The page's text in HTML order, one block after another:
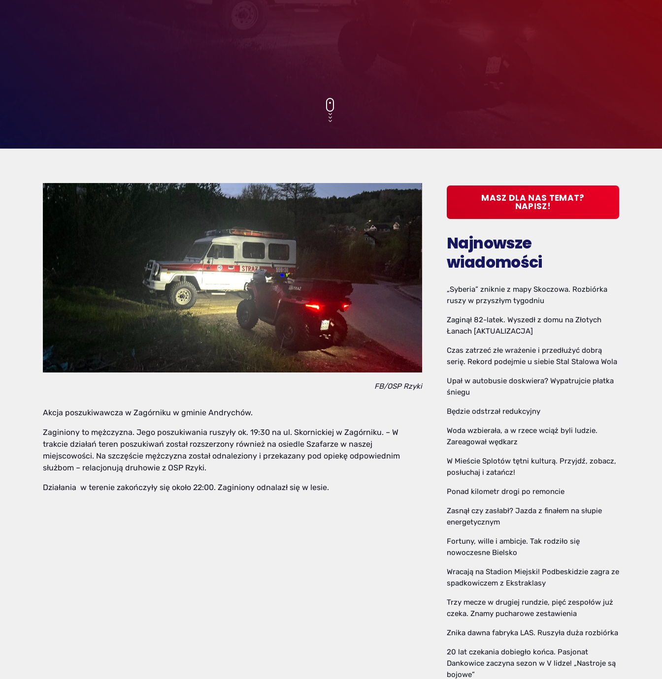
FB/OSP Rzyki
Akcja poszukiwawcza w Zagórniku w gminie Andrychów.
Zaginiony to mężczyzna. Jego poszukiwania ruszyły ok. 19:30 na ul. Skornickiej w Zagórniku. – W
trakcie działań teren poszukiwań został rozszerzony również na osiedle Szafarze w naszej
miejscowości. Na szczęście mężczyzna został odnaleziony i przekazany pod opiekę odpowiednim
służbom – relacjonują druhowie z OSP Rzyki.
Działania w terenie zakończyły się około 22:00. Zaginiony odnalazł się w lesie.
MASZ DLA NAS TEMAT?
NAPISZ!
Najnowsze
wiadomości
„Syberia” zniknie z mapy Skoczowa. Rozbiórka
ruszy w przyszłym tygodniu
Zaginął 82-latek. Wyszedł z domu na Złotych
Łanach [AKTUALIZACJA]
Czas zatrzeć złe wrażenie i przedłużyć dobrą
serię. Rekord podejmie u siebie Stal Stalowa Wola
Upał w autobusie doskwiera? Wypatrujcie płatka
śniegu
Będzie odstrzał redukcyjny
Woda wzbierała, a w rzece wciąż byli ludzie.
Zareagował wędkarz
W Mieście Splotów tętni kulturą. Przyjdź, zobacz,
posłuchaj i zatańcz!
Ponad kilometr drogi po remoncie
Zasnął czy zasłabł? Jazda z finałem na słupie
energetycznym
Fortuny, wille i ambicje. Tak rodziło się
nowoczesne Bielsko
Wracają na Stadion Miejski! Podbeskidzie zagra ze
spadkowiczem z Ekstraklasy
Trzy mecze w drugiej rundzie, pięć zespołów już
czeka. Znamy pucharowe zestawienia
Znika dawna fabryka LAS. Ruszyła duża rozbiórka
20 lat czekania dobiegło końca. Pasjonat
Dankowice zaczyna sezon w V lidze! „Nastroje są
bojowe”